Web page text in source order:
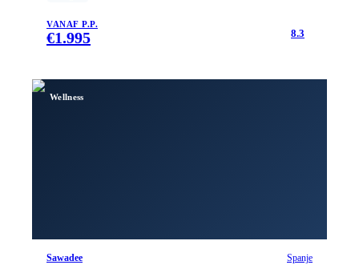
VANAF P.P.
€1.995 8.3
Wellness
Sawadee Spanje